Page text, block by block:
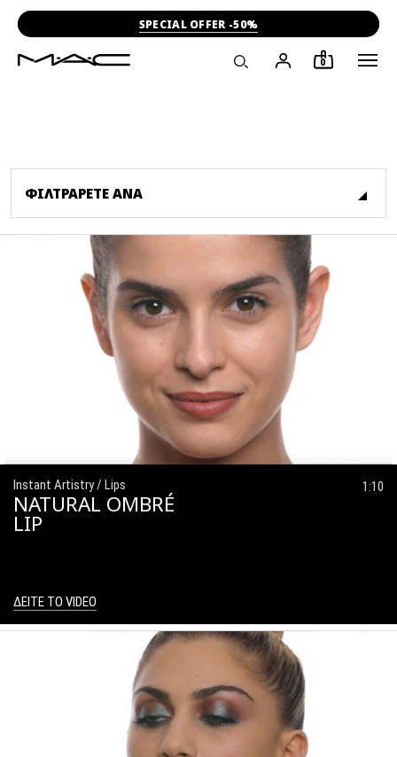
-15% ΣΤΗΝ ΠΡΩΤΗ ΣΟΥ ΑΓΟΡΑ
0
1:10
Instant Artistry / Lips
NATURAL OMBRÉ
LIP
ΔΕΙΤΕ ΤΟ VIDEO